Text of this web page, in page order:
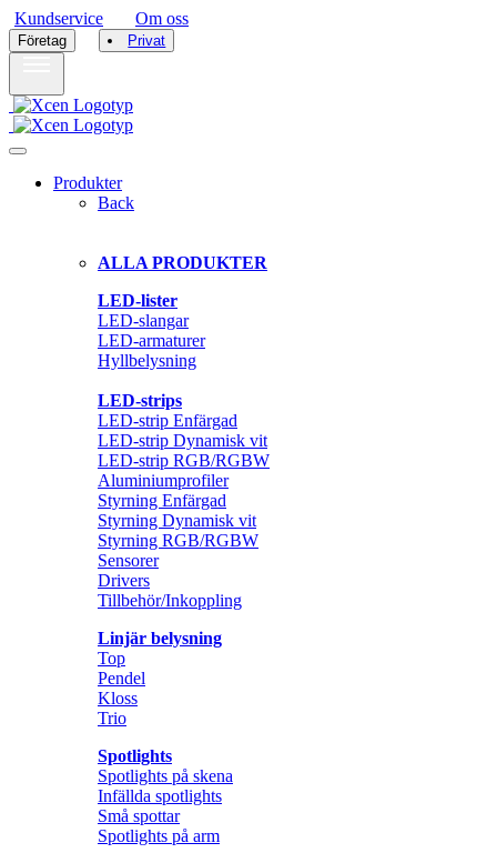
Kundservice Om oss
Företag Privat
Produkter
Back
ALLA PRODUKTER
LED-lister
LED-slangar
LED-armaturer
Hyllbelysning
LED-strips
LED-strip Enfärgad
LED-strip Dynamisk vit
LED-strip RGB/RGBW
Aluminiumprofiler
Styrning Enfärgad
Styrning Dynamisk vit
Styrning RGB/RGBW
Sensorer
Drivers
Tillbehör/Inkoppling
Linjär belysning
Top
Pendel
Kloss
Trio
Spotlights
Spotlights på skena
Infällda spotlights
Små spottar
Spotlights på arm